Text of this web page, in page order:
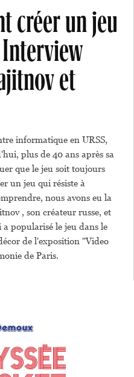
créer un jeu
et
informatique en URSS,
plus de 40 ans après sa
que le jeu soit toujours
un jeu qui résiste à
nous avons eu la
, son créateur russe, et
popularisé le jeu dans le
de l'exposition "Video
de Paris.